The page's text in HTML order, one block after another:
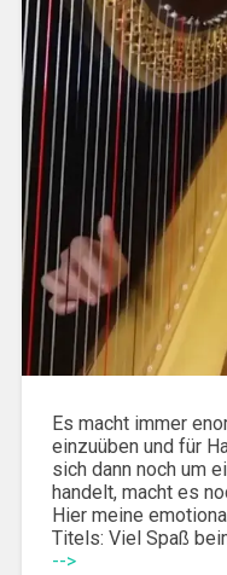
Es macht immer
einzuüben und für
sich dann noch um
handelt, macht es
Hier meine
Titels: Viel Spaß
-->